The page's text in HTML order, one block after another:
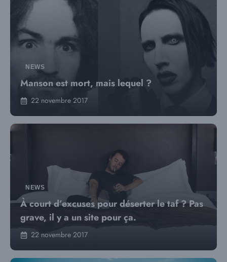
NEWS
Manson est mort, mais lequel ?
22 novembre 2017
NEWS
À court d’excuses pour déserter le taf ? Pas
grave, il y a un site pour ça.
22 novembre 2017